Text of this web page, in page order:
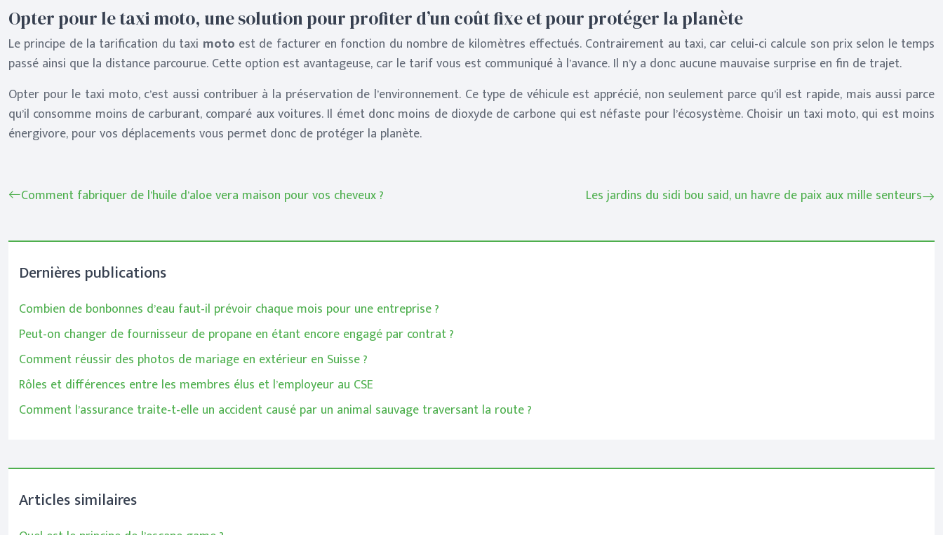
Opter pour le taxi moto, une solution pour profiter d’un coût fixe et pour protéger la planète
Le principe de la tarification du taxi moto est de facturer en fonction du nombre de kilomètres effectués. Contrairement au taxi, car celui-ci calcule son prix selon le temps
passé ainsi que la distance parcourue. Cette option est avantageuse, car le tarif vous est communiqué à l’avance. Il n’y a donc aucune mauvaise surprise en fin de trajet.
Opter pour le taxi moto, c’est aussi contribuer à la préservation de l’environnement. Ce type de véhicule est apprécié, non seulement parce qu’il est rapide, mais aussi parce
qu’il consomme moins de carburant, comparé aux voitures. Il émet donc moins de dioxyde de carbone qui est néfaste pour l’écosystème. Choisir un taxi moto, qui est moins
énergivore, pour vos déplacements vous permet donc de protéger la planète.
Comment fabriquer de l’huile d’aloe vera maison pour vos cheveux ? Les jardins du sidi bou said, un havre de paix aux mille senteurs
Dernières publications
Combien de bonbonnes d’eau faut-il prévoir chaque mois pour une entreprise ?
Peut-on changer de fournisseur de propane en étant encore engagé par contrat ?
Comment réussir des photos de mariage en extérieur en Suisse ?
Rôles et différences entre les membres élus et l’employeur au CSE
Comment l’assurance traite-t-elle un accident causé par un animal sauvage traversant la route ?
Articles similaires